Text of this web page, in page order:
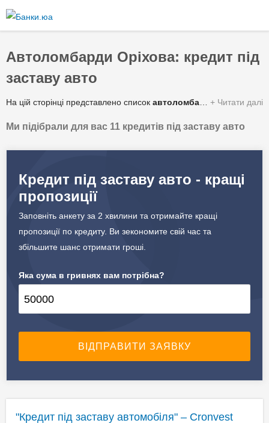
основного
Автоломбарди Оріхова: кредит під
заставу авто
На цій сторінці представлено список автоломбардів Оріхова з
Зведена таблиця умов за якими можна отримати гроші під заставу автомобіля або спецтехніки від автоломбардів у Оріхові:
✔️ Процентна ставка
✔️ Строк кредитування 1 - 5 років
Читати далі
Ми підібрали для вас 11 кредитів під заставу авто
Кредит під заставу авто - кращі
пропозиції
Заповніть анкету за 2 хвилини та отримайте кращі
пропозиції по кредиту. Ви зекономите свій час та
збільшите шанс отримати гроші.
Яка сума в гривнях вам потрібна?
"Кредит під заставу автомобіля" – Cronvest